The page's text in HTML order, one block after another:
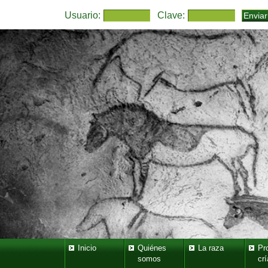
Usuario: Clave:
Inicio
Quiénes
somos
La raza